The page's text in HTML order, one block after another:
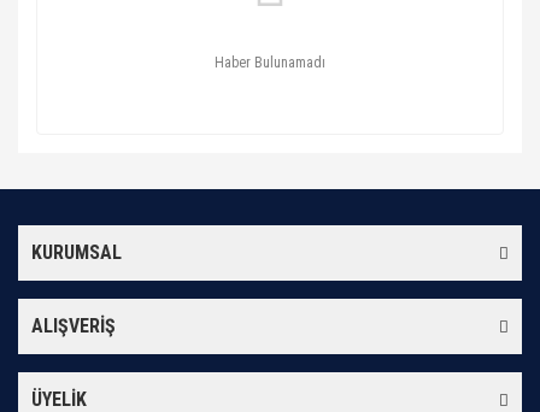
Haber Bulunamadı
KURUMSAL
ALIŞVERİŞ
ÜYELİK